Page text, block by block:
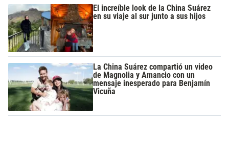
El increíble look de la China Suárez
en su viaje al sur junto a sus hijos
La China Suárez compartió un video
de Magnolia y Amancio con un
mensaje inesperado para Benjamín
Vicuña